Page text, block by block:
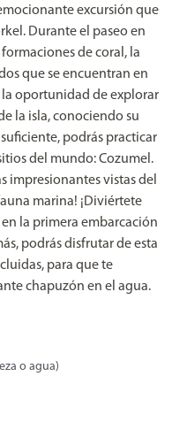
excursión que
Durante el paseo en
de coral, la
que se encuentran en
la oportunidad de explorar
la isla, conociendo su
podrás practicar
del mundo: Cozumel.
impresionantes vistas del
marina! ¡Diviértete
la primera embarcación
podrás disfrutar de esta
para que te
chapuzón en el agua.
o agua)